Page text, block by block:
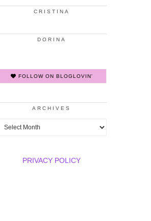
CRISTINA
DORINA
FOLLOW ON BLOGLOVIN'
ARCHIVES
Archives
PRIVACY POLICY